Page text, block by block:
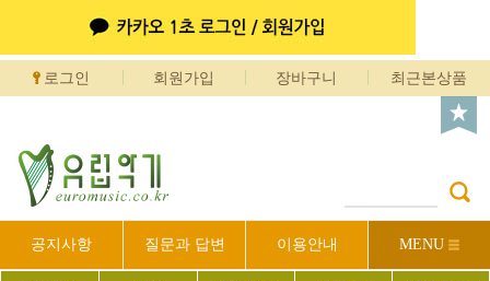
로그인 회원가입 장바구니 최근본상품
공지사항 질문과 답변 이용안내 MENU